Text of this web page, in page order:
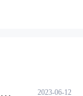
2023-06-12